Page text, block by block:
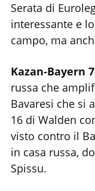
Serata di
interessante e
campo, ma
Kazan-Bayern
russa che
Bavaresi che si
16 di Walden
visto contro il
in casa russa,
Spissu.